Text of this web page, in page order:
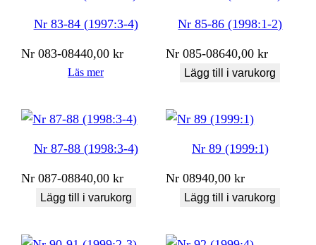
Nr 83-84 (1997:3-4)
Nr 083-08440,00kr
Läs mer
Nr 85-86 (1998:1-2)
Nr 085-08640,00kr
Lägg till i varukorg
Nr 87-88 (1998:3-4)
Nr 087-08840,00kr
Lägg till i varukorg
Nr 89 (1999:1)
Nr 08940,00kr
Lägg till i varukorg